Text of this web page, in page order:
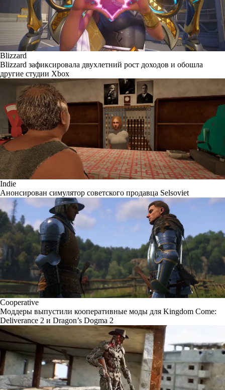
Blizzard
Blizzard зафиксировала двухлетний рост доходов и обошла
другие студии Xbox
Indie
Анонсирован симулятор советского продавца Selsoviet
Cooperative
Моддеры выпустили кооперативные моды для Kingdom Come:
Deliverance 2 и Dragon’s Dogma 2